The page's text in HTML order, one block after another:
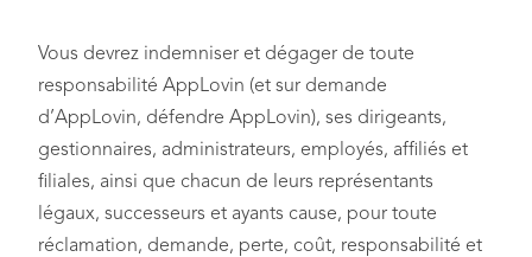
Vous devrez indemniser et dégager de toute
responsabilité AppLovin (et sur demande
d’AppLovin, défendre AppLovin), ses dirigeants,
gestionnaires, administrateurs, employés, affiliés et
filiales, ainsi que chacun de leurs représentants
légaux, successeurs et ayants cause, pour toute
réclamation, demande, perte, coût, responsabilité et